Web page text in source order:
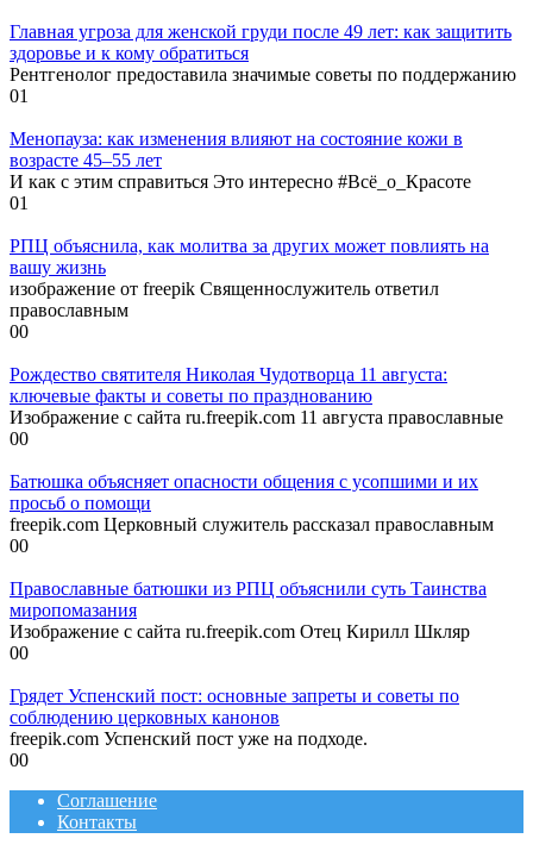
Главная угроза для женской груди после 49 лет: как защитить
здоровье и к кому обратиться
Рентгенолог предоставила значимые советы по поддержанию
01
Менопауза: как изменения влияют на состояние кожи в
возрасте 45–55 лет
И как с этим справиться Это интересно #Всё_о_Красоте
01
РПЦ объяснила, как молитва за других может повлиять на
вашу жизнь
изображение от freepik Священнослужитель ответил
православным
00
Рождество святителя Николая Чудотворца 11 августа:
ключевые факты и советы по празднованию
Изображение с сайта ru.freepik.com 11 августа православные
00
Батюшка объясняет опасности общения с усопшими и их
просьб о помощи
freepik.com Церковный служитель рассказал православным
00
Православные батюшки из РПЦ объяснили суть Таинства
миропомазания
Изображение с сайта ru.freepik.com Отец Кирилл Шкляр
00
Грядет Успенский пост: основные запреты и советы по
соблюдению церковных канонов
freepik.com Успенский пост уже на подходе.
00
Соглашение
Контакты